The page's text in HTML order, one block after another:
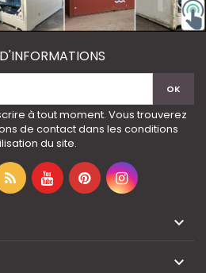
à tout moment. Vous trouverez
de contact dans les conditions
du site.

